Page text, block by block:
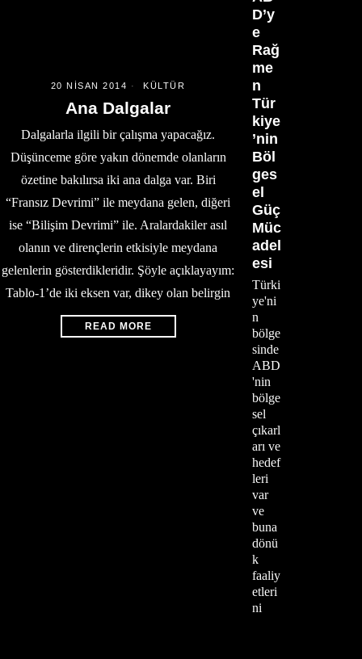
20 NISAN 2014 KÜLTÜR
Ana Dalgalar
Dalgalarla ilgili bir çalışma yapacağız.
Düşünceme göre yakın dönemde olanların
özetine bakılırsa iki ana dalga var. Biri
“Fransız Devrimi” ile meydana gelen, diğeri
ise “Bilişim Devrimi” ile. Aralardakiler asıl
olanın ve dirençlerin etkisiyle meydana
gelenlerin gösterdikleridir. Şöyle açıklayayım:
Tablo-1’de iki eksen var, dikey olan belirgin
READ MORE
D’y
e
Rağ
me
n
Tür
kiye
’nin
Böl
ges
el
Güç
Müc
adel
esi
Türki
ye'ni
n
bölge
sinde
ABD
'nin
bölge
sel
çıkarl
arı ve
hedef
leri
var
ve
buna
dönü
k
faaliy
etleri
ni